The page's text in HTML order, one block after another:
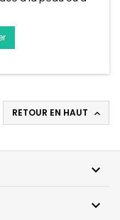
chiens de qualité
en gras, sans
du saumon le plus
propre cuisine,
RETOUR EN HAUT 

